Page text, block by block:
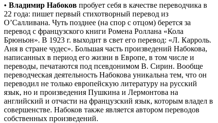
• Владимир Набоков пробует себя в качестве переводчика в
22 года: пишет первый стихотворный перевод из
О’Салливана. Чуть позднее (на спор с отцом) берется за
перевод с французского книги Ромена Роллана «Кола
Брюньон». В 1923 г. выходит в свет его перевод: «Л. Карроль.
Аня в стране чудес». Большая часть произведений Набокова,
написанных в период его жизни в Европе, в том числе и
переводы, печатаются под псевдонимом В. Сирин. Вообще
переводческая деятельность Набокова уникальна тем, что он
переводил не только европейскую литературу на русский
язык, но и произведения Пушкина и Лермонтова на
английский и отчасти на французский язык, которым владел в
совершенстве. Набоков также является автором переводов
собственных произведений.